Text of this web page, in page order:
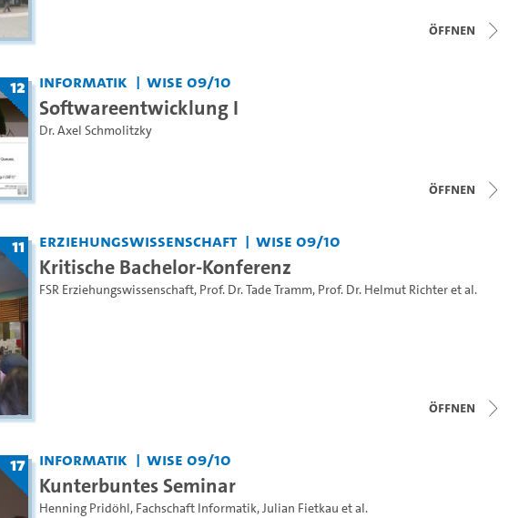
Öffnen
12 Informatik WiSe 09/10
Softwareentwicklung I
Dr. Axel Schmolitzky
Öffnen
11 Erziehungswissenschaft WiSe 09/10
Kritische Bachelor-Konferenz
FSR Erziehungswissenschaft, Prof. Dr. Tade Tramm, Prof. Dr. Helmut Richteret al.
Öffnen
17 Informatik WiSe 09/10
Kunterbuntes Seminar
Henning Pridöhl, Fachschaft Informatik,Julian Fietkau et al.